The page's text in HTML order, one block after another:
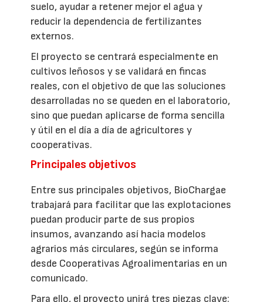
suelo, ayudar a retener mejor el agua y
reducir la dependencia de fertilizantes
externos.
El proyecto se centrará especialmente en
cultivos leñosos y se validará en fincas
reales, con el objetivo de que las soluciones
desarrolladas no se queden en el laboratorio,
sino que puedan aplicarse de forma sencilla
y útil en el día a día de agricultores y
cooperativas.
Principales objetivos
Entre sus principales objetivos, BioChargae
trabajará para facilitar que las explotaciones
puedan producir parte de sus propios
insumos, avanzando así hacia modelos
agrarios más circulares, según se informa
desde Cooperativas Agroalimentarias en un
comunicado.
Para ello, el proyecto unirá tres piezas clave: